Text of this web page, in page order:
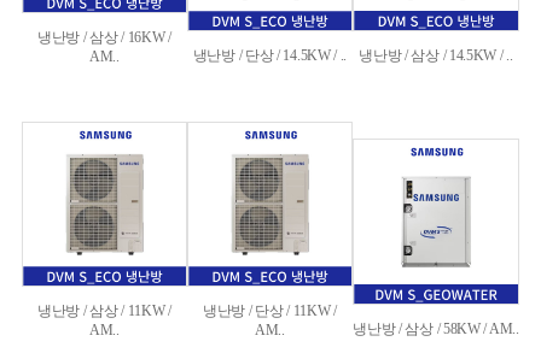
냉난방 / 삼상 / 16KW /
AM..
냉난방 / 단상 / 14.5KW / .. 냉난방 / 삼상 / 14.5KW / ..
냉난방 / 삼상 / 11KW /
AM..
냉난방 / 단상 / 11KW /
AM..
냉난방 / 삼상 / 58KW / AM..